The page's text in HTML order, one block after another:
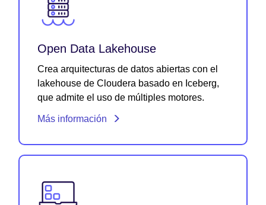
Open Data Lakehouse
Crea arquitecturas de datos abiertas con el
lakehouse de Cloudera basado en Iceberg,
que admite el uso de múltiples motores.
Más información